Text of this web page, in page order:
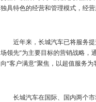
独具特色的经营和管理模式，经
近年来，长城汽车已将服务
场领先”为主要目标的营销战略，
向“客户满意”聚焦，以超值服务
长城汽车在国际、国内两个